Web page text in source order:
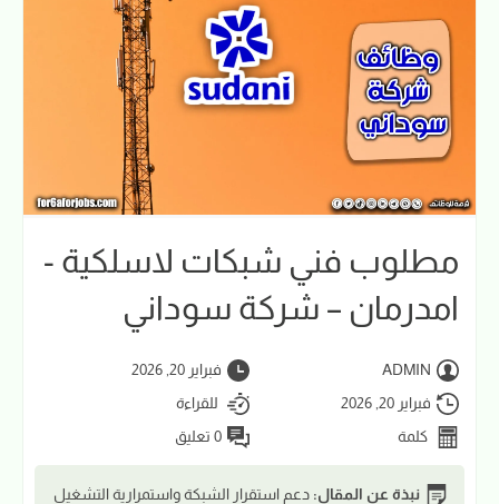
مطلوب فني شبكات لاسلكية -
امدرمان – شركة سوداني
ADMIN
فبراير 20, 2026
فبراير 20, 2026
للقراءة
كلمة
0 تعليق
نبذة عن المقال: دعم استقرار الشبكة واستمرارية التشغيل